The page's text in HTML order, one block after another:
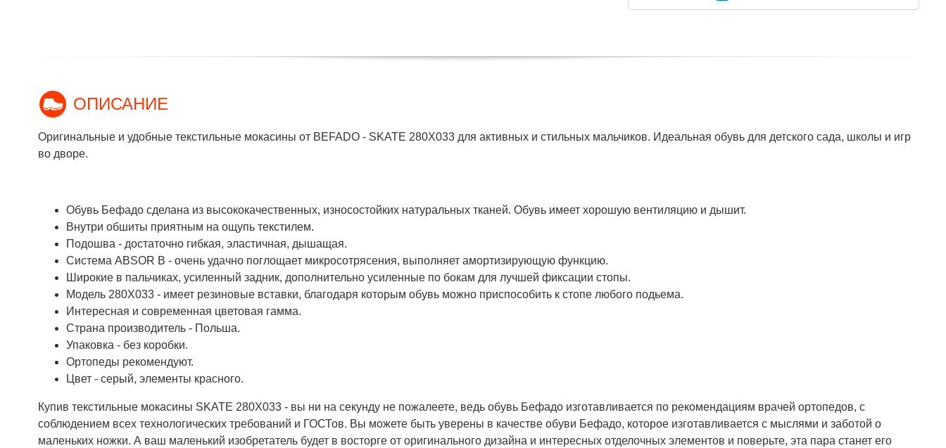
ОПИСАНИЕ
Оригинальные и удобные текстильные мокасины от BEFADO - SKATE 280X033 для активных и стильных мальчиков. Идеальная обувь для детского сада, школы и игр
во дворе.
Обувь Бефадо сделана из высококачественных, износостойких натуральных тканей. Обувь имеет хорошую вентиляцию и дышит.
Внутри обшиты приятным на ощупь текстилем.
Подошва - достаточно гибкая, эластичная, дышащая.
Система ABSOR B - очень удачно поглощает микросотрясения, выполняет амортизирующую функцию.
Широкие в пальчиках, усиленный задник, дополнительно усиленные по бокам для лучшей фиксации стопы.
Модель 280X033 - имеет резиновые вставки, благодаря которым обувь можно приспособить к стопе любого подьема.
Интересная и современная цветовая гамма.
Страна производитель - Польша.
Упаковка - без коробки.
Ортопеды рекомендуют.
Цвет - серый, элементы красного.
Купив текстильные мокасины SKATE 280X033 - вы ни на секунду не пожалеете, ведь обувь Бефадо изготавливается по рекомендациям врачей ортопедов, с
соблюдением всех технологических требований и ГОСТов. Вы можете быть уверены в качестве обуви Бефадо, которое изготавливается с мыслями и заботой о
маленьких ножки. А ваш маленький изобретатель будет в восторге от оригинального дизайна и интересных отделочных элементов и поверьте, эта пара станет его